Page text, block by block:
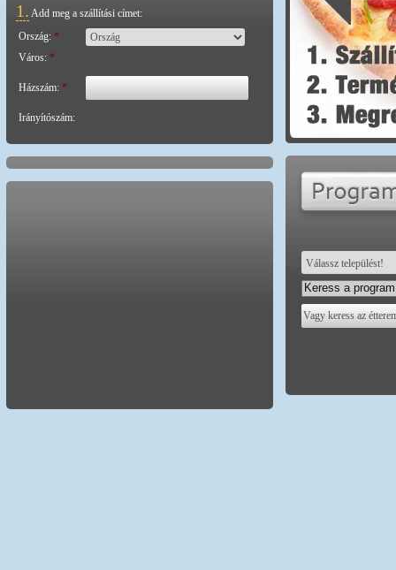
1. Add meg a szállítási címet:
Ország: *
Város: *
Házszám: *
Irányítószám: